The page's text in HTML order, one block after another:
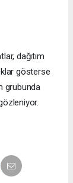
dağıtım
gösterse
grubunda